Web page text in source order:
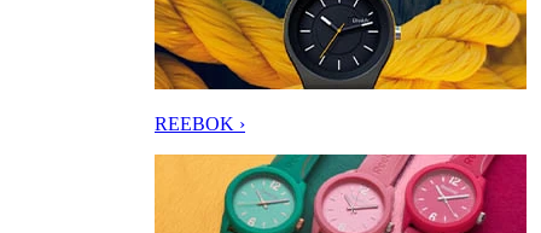
REEBOK ›